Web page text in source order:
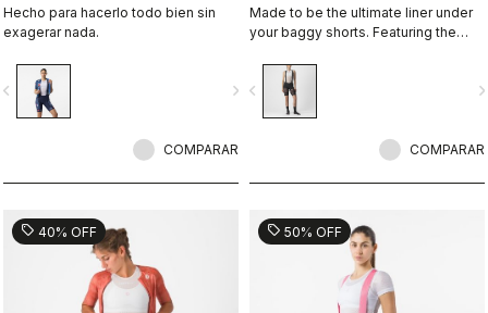
Hecho para hacerlo todo bien sin
exagerar nada.
navigate_next
COMPARAR
Made to be the ultimate liner under
your baggy shorts. Featuring the
Air Donna seamless seat pad in the
coolest minimalist short, with drop-
tail construction for pee breaks
navigate_before
COMPARAR
sell 40% OFF sell 50% OFF